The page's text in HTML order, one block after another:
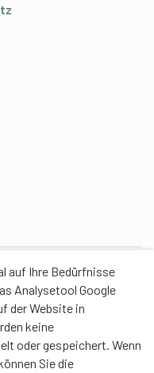
auf Ihre Bedürfnisse
Analysetool Google
der Website in
keine
oder gespeichert. Wenn
Sie die